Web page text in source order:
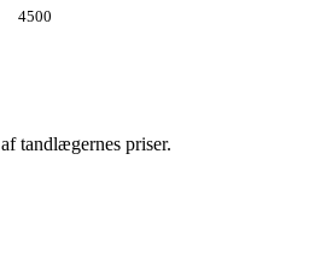
4500
af tandlægernes priser.